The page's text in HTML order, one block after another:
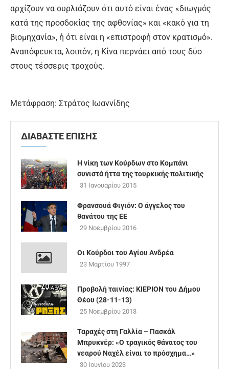
αρχίζουν να ουρλιάζουν ότι αυτό είναι ένας «διωγμός
κατά της προσδοκίας της αφθονίας» και «κακό για τη
βιομηχανία», ή ότι είναι η «επιστροφή στον κρατισμό».
Αναπόφευκτα, λοιπόν, η Κίνα περνάει από τους δύο
στους τέσσερις τροχούς.
Μετάφραση: Στράτος Ιωαννίδης
ΔΙΑΒΑΣΤΕ ΕΠΙΣΗΣ
Η νίκη των Κούρδων στο Κομπάνι
συνιστά ήττα της τουρκικής πολιτικής
31 Ιανουαρίου 2015
Φρανσουά Φιγιόν: Ο άγγελος του
θανάτου της ΕΕ
29 Νοεμβρίου 2016
Οι Κούρδοι του Αγίου Ανδρέα
23 Μαρτίου 1997
Προβολή ταινίας: ΚΙΕΡΙΟΝ του Δήμου
Θέου (28-11-13)
25 Νοεμβρίου 2013
Ταραχές στη Γαλλία – Πασκάλ
Μπρυκνέρ: «Ο τραγικός θάνατος του
νεαρού Ναχέλ είναι το πρόσχημα…»
30 Ιουνίου 2023